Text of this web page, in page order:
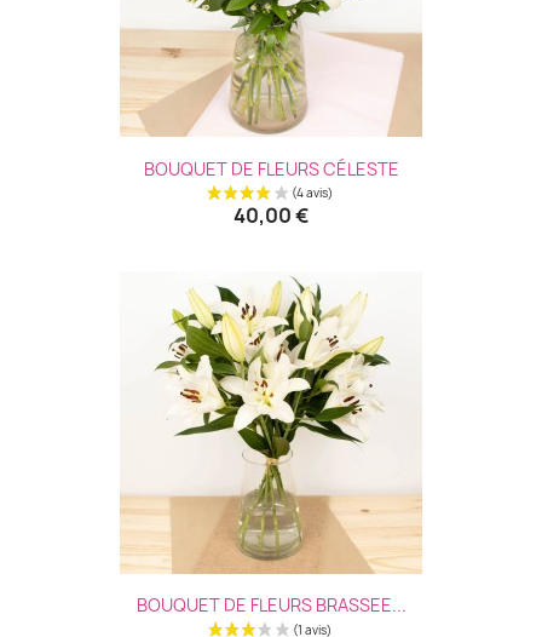
BOUQUET DE FLEURS CÉLESTE
40,00 €
BOUQUET DE FLEURS BRASSEE...